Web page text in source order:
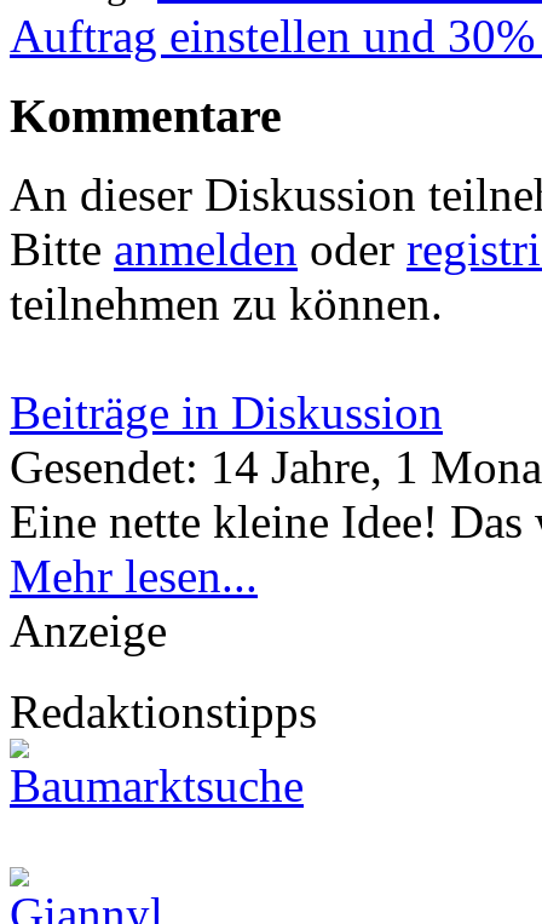
Auftrag einstellen und
Kommentare
An dieser Diskussion
Bitte anmelden oder
teilnehmen zu können.
Beiträge in Diskussion
Gesendet: 14 Jahre, 1
Eine nette kleine Idee!
Mehr lesen...
Anzeige
Redaktionstipps